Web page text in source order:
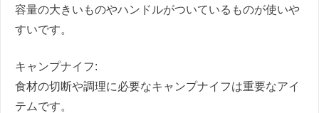
容量の大きいものやハンドルがついているものが使いや
すいです。
キャンプナイフ:
食材の切断や調理に必要なキャンプナイフは重要なアイ
テムです。